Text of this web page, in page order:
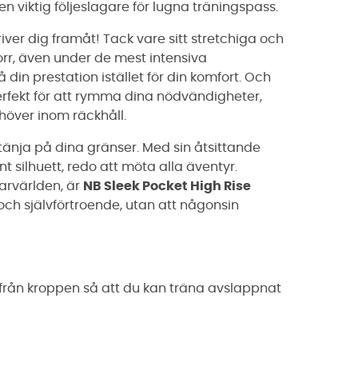
viktig följeslagare för lugna träningspass.
dig framåt! Tack vare sitt stretchiga och
även under de mest intensiva
din prestation istället för din komfort. Och
för att rymma dina nödvändigheter,
inom räckhåll.
på dina gränser. Med sin åtsittande
silhuett, redo att möta alla äventyr.
är NB Sleek Pocket High Rise
självförtroende, utan att någonsin
kroppen så att du kan träna avslappnat